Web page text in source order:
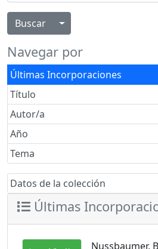
Alternar menú
Navegar por
Últimas Incorporaciones
Título
Autor/a
Año
Tema
Datos de la colección
Últimas
Nussbaumer,